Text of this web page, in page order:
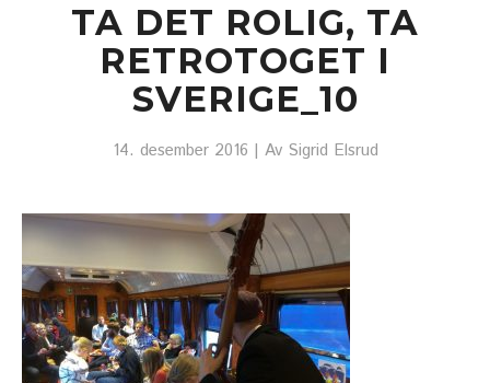
TA DET ROLIG, TA
RETROTOGET I
SVERIGE_10
14. desember 2016 | Av Sigrid Elsrud